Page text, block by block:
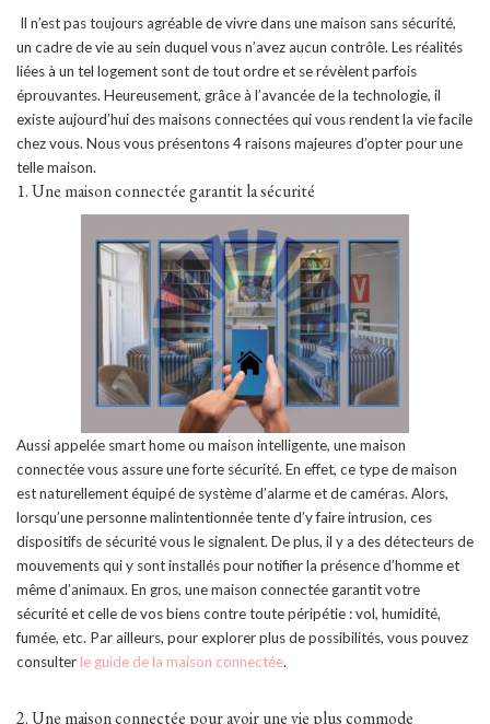
Il n’est pas toujours agréable de vivre dans une maison sans sécurité,
un cadre de vie au sein duquel vous n’avez aucun contrôle. Les réalités
liées à un tel logement sont de tout ordre et se révèlent parfois
éprouvantes. Heureusement, grâce à l’avancée de la technologie, il
existe aujourd’hui des maisons connectées qui vous rendent la vie facile
chez vous. Nous vous présentons 4 raisons majeures d’opter pour une
telle maison.
1. Une maison connectée garantit la sécurité
Aussi appelée smart home ou maison intelligente, une maison
connectée vous assure une forte sécurité. En effet, ce type de maison
est naturellement équipé de système d’alarme et de caméras. Alors,
lorsqu’une personne malintentionnée tente d’y faire intrusion, ces
dispositifs de sécurité vous le signalent. De plus, il y a des détecteurs de
mouvements qui y sont installés pour notifier la présence d’homme et
même d’animaux. En gros, une maison connectée garantit votre
sécurité et celle de vos biens contre toute péripétie : vol, humidité,
fumée, etc. Par ailleurs, pour explorer plus de possibilités, vous pouvez
consulter le guide de la maison connectée.
2. Une maison connectée pour avoir une vie plus commode